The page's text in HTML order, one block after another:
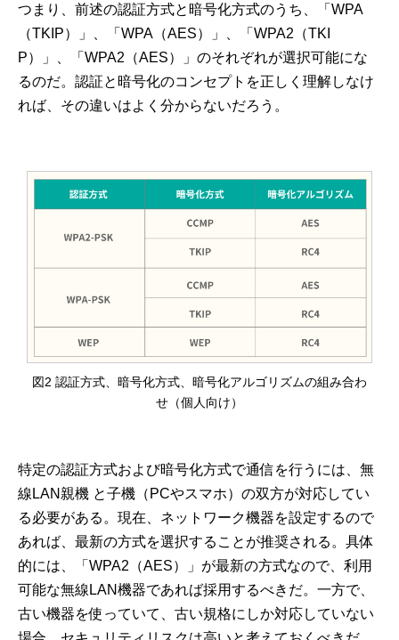
つまり、前述の認証方式と暗号化方式のうち、「WPA
（TKIP）」、「WPA（AES）」、「WPA2（TKI
P）」、「WPA2（AES）」のそれぞれが選択可能にな
るのだ。認証と暗号化のコンセプトを正しく理解しなけ
れば、その違いはよく分からないだろう。
図2 認証方式、暗号化方式、暗号化アルゴリズムの組み合わ
せ（個人向け）
特定の認証方式および暗号化方式で通信を行うには、無
線LAN親機 と子機（PCやスマホ）の双方が対応してい
る必要がある。現在、ネットワーク機器を設定するので
あれば、最新の方式を選択することが推奨される。具体
的には、「WPA2（AES）」が最新の方式なので、利用
可能な無線LAN機器であれば採用するべきだ。一方で、
古い機器を使っていて、古い規格にしか対応していない